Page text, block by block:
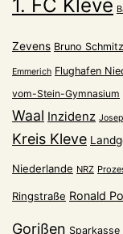
1. FC Kleve
Zevens Bruno Schmitz
Emmerich Flughafen
vom-Stein-Gymnasium
Waal Inzidenz
Kreis Kleve
Niederlande NRZ
Ringstraße Ronald
Gorißen Sparkasse